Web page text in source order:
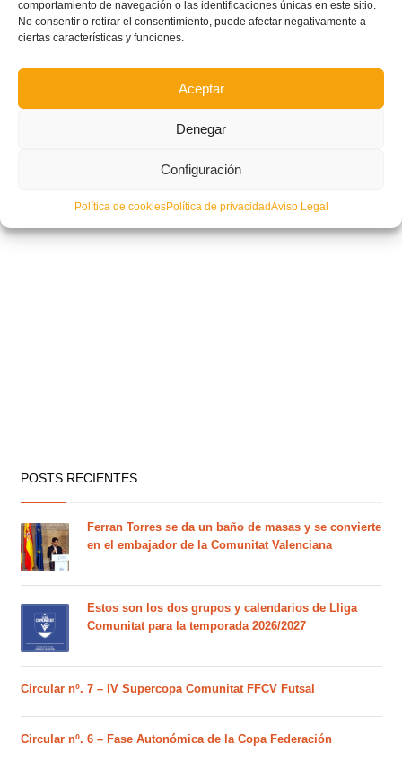
comportamiento de navegación o las identificaciones únicas en este sitio.
No consentir o retirar el consentimiento, puede afectar negativamente a
ciertas características y funciones.
Aceptar
Denegar
Configuración
Política de cookiesPolítica de privacidadAviso Legal
POSTS RECIENTES
Ferran Torres se da un baño de masas y se convierte
en el embajador de la Comunitat Valenciana
Estos son los dos grupos y calendarios de Lliga
Comunitat para la temporada 2026/2027
Circular nº. 7 – IV Supercopa Comunitat FFCV Futsal
Circular nº. 6 – Fase Autonómica de la Copa Federación